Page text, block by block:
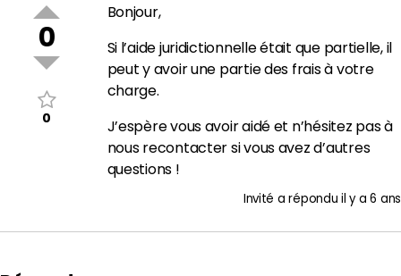
0
0
Bonjour,
Si l’aide juridictionnelle était que partielle, il
peut y avoir une partie des frais à votre
charge.
J’espère vous avoir aidé et n’hésitez pas à
nous recontacter si vous avez d’autres
questions !
Invité a réponduil y a 6 ans